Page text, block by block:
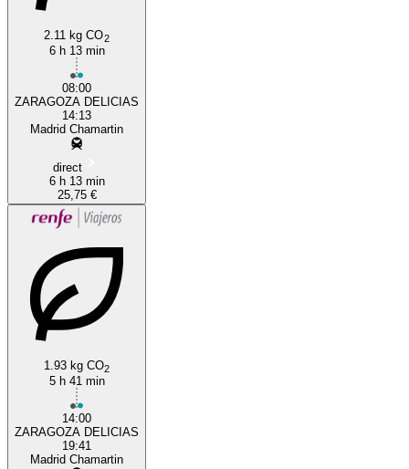
2.11 kg CO2
6 h 13 min
08:00
ZARAGOZA DELICIAS
14:13
Madrid Chamartin
direct
6 h 13 min
25,75 €
1.93 kg CO2
5 h 41 min
14:00
ZARAGOZA DELICIAS
19:41
Madrid Chamartin